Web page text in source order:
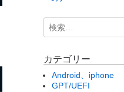
カテゴリー
Android、iphone
GPT/UEFI